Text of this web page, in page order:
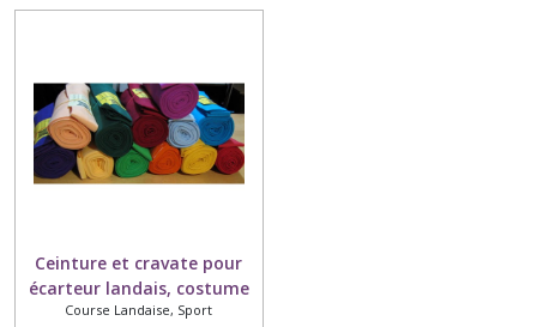
Ceinture et cravate pour
écarteur landais, costume
traditionnel
Course Landaise, Sport